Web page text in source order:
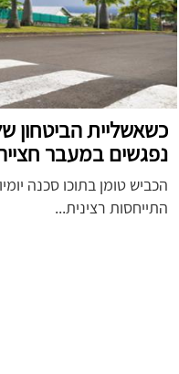
כשאשליית הביטחון
נפגשים במעבר
הכביש טומן בתוכו סכנה
התייחסות רצינית...